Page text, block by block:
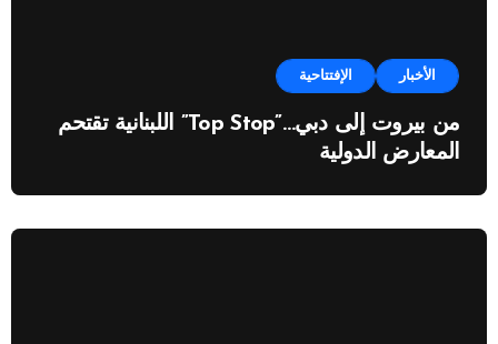
الأخبار الإفتتاحية
من بيروت إلى دبي…”Top Stop” اللبنانية تقتحم
المعارض الدولية